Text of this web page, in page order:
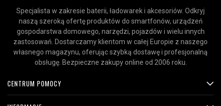
Specjalista w zakresie baterii, ładowarek i akcesoriów. Odkryj
naszą szeroką ofertę produktów do smartfonów, urządzeń
gospodarstwa domowego, narzędzi, pojazdów i wielu innych
zastosowań. Dostarczamy klientom w całej Europie z naszego
własnego magazynu, oferując szybką dostawę i profesjonalną
obsługę. Bezpieczne zakupy online od 2006 roku.
CENTRUM POMOCY